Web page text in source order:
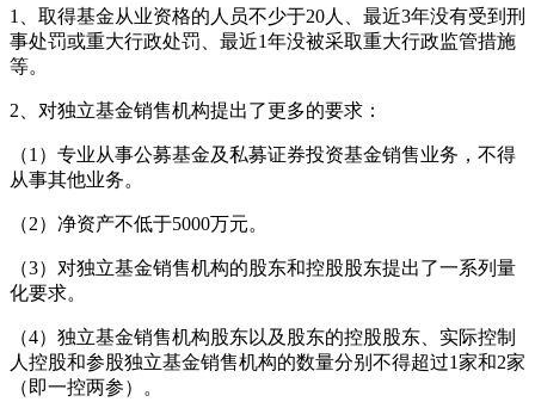
1、取得基金从业资格的人员不少于20人、最近3年没有受到刑
事处罚或重大行政处罚、最近1年没被采取重大行政监管措施
等。
2、对独立基金销售机构提出了更多的要求：
（1）专业从事公募基金及私募证券投资基金销售业务，不得
从事其他业务。
（2）净资产不低于5000万元。
（3）对独立基金销售机构的股东和控股股东提出了一系列量
化要求。
（4）独立基金销售机构股东以及股东的控股股东、实际控制
人控股和参股独立基金销售机构的数量分别不得超过1家和2家
（即一控两参）。